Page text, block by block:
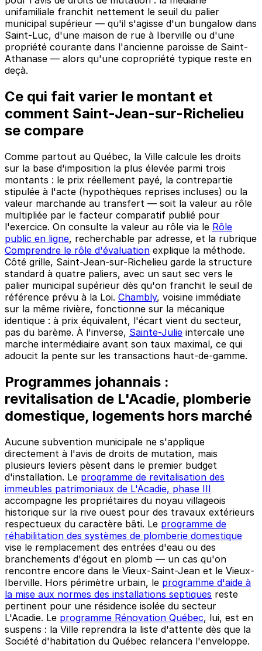
unifamiliale franchit nettement le seuil du palier
municipal supérieur — qu'il s'agisse d'un bungalow dans
Saint-Luc, d'une maison de rue à Iberville ou d'une
propriété courante dans l'ancienne paroisse de Saint-
Athanase — alors qu'une copropriété typique reste en
deçà.
Ce qui fait varier le montant et
comment Saint-Jean-sur-Richelieu
se compare
Comme partout au Québec, la Ville calcule les droits
sur la base d'imposition la plus élevée parmi trois
montants : le prix réellement payé, la contrepartie
stipulée à l'acte (hypothèques reprises incluses) ou la
valeur marchande au transfert — soit la valeur au rôle
multipliée par le facteur comparatif publié pour
l'exercice. On consulte la valeur au rôle via le Rôle
public en ligne, recherchable par adresse, et la rubrique
Comprendre le rôle d'évaluation explique la méthode.
Côté grille, Saint-Jean-sur-Richelieu garde la structure
standard à quatre paliers, avec un saut sec vers le
palier municipal supérieur dès qu'on franchit le seuil de
référence prévu à la Loi. Chambly, voisine immédiate
sur la même rivière, fonctionne sur la mécanique
identique : à prix équivalent, l'écart vient du secteur,
pas du barème. À l'inverse, Sainte-Julie intercale une
marche intermédiaire avant son taux maximal, ce qui
adoucit la pente sur les transactions haut-de-gamme.
Programmes johannais :
revitalisation de L'Acadie, plomberie
domestique, logements hors marché
Aucune subvention municipale ne s'applique
directement à l'avis de droits de mutation, mais
plusieurs leviers pèsent dans le premier budget
d'installation. Le programme de revitalisation des
immeubles patrimoniaux de L'Acadie, phase III
accompagne les propriétaires du noyau villageois
historique sur la rive ouest pour des travaux extérieurs
respectueux du caractère bâti. Le programme de
réhabilitation des systèmes de plomberie domestique
vise le remplacement des entrées d'eau ou des
branchements d'égout en plomb — un cas qu'on
rencontre encore dans le Vieux-Saint-Jean et le Vieux-
Iberville. Hors périmètre urbain, le programme d'aide à
la mise aux normes des installations septiques reste
pertinent pour une résidence isolée du secteur
L'Acadie. Le programme Rénovation Québec, lui, est en
suspens : la Ville reprendra la liste d'attente dès que la
Société d'habitation du Québec relancera l'enveloppe.